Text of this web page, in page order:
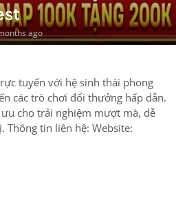
ago
tuyến với hệ sinh thái phong
các trò chơi đổi thưởng hấp dẫn.
cho trải nghiệm mượt mà, dễ
Thông tin liên hệ: Website: